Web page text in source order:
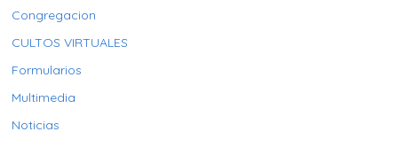
Congregacion
CULTOS VIRTUALES
Formularios
Multimedia
Noticias